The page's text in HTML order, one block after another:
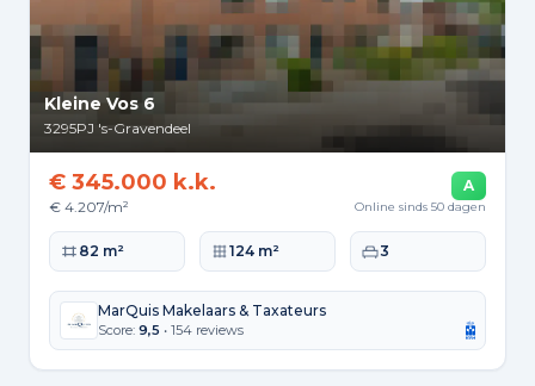
Kleine Vos 6
3295PJ 's-Gravendeel
€ 345.000 k.k.
€ 4.207/m²
A
Online sinds 50 dagen
Woonoppervlakte
82 m² Perceeloppervlakte
124 m² Slaapkamers
3
MarQuis Makelaars & Taxateurs
Score: 9,5 • 154 reviews